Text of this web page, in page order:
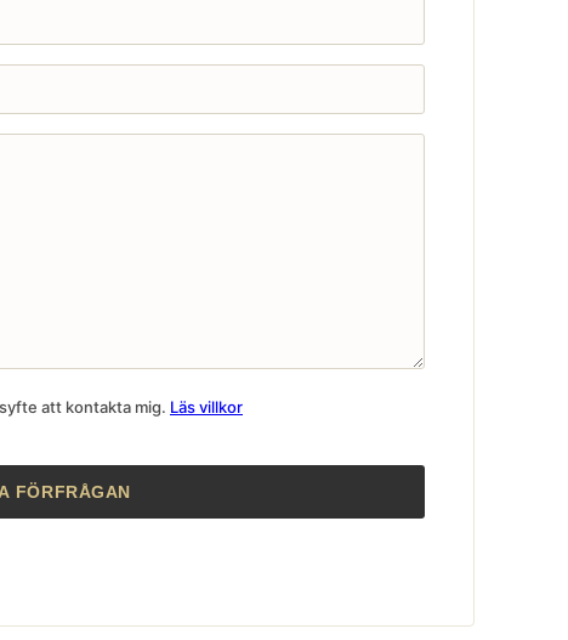
att kontakta mig. Läs villkor